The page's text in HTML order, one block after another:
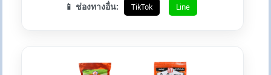
📱 ช่องทางอื่น: TikTok Line